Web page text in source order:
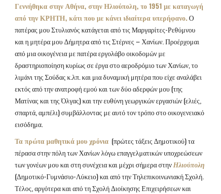
Γεννήθηκα στην Αθήνα, στην Ηλιούπολη, το 1951 με καταγωγή
από την ΚΡΗΤΗ, κάτι που με κάνει ιδιαίτερα υπερήφανο.Ο
πατέρας μου Στυλιανός κατάγεται από τις Μαργαρίτες-Ρεθύμνου
καιη μητέρα μου Δήμητρα από τις Στέρνες – Χανίων. Προέρχομαι
από μια οικογένεια με πατέρα εργολάβο οικοδομών με
δραστηριοποίηση κυρίως σε έργα στο αεροδρόμιο των Χανίων, το
λιμάνι της Σούδας κ.λπ. και μια δυναμική μητέρα που είχε αναλάβει
εκτός από την ανατροφή εμού και των δύο αδερφών μου (της
Ματίνας και της Όλγας) και την ευθύνη γεωργικών εργασιών (ελιές,
σπαρτά, αμπέλι) συμβάλλοντας με αυτό τον τρόπο στο οικογενειακό
εισόδημα.
Τα πρώτα μαθητικά μου χρόνια (πρώτες τάξεις Δημοτικού) τα
πέρασα στην πόλη των Χανίων λόγω επαγγελματικών υποχρεώσεων
των γονέων μου και στη συνέχεια και μέχρι σήμερα στηνΗλιούπολη
(Δημοτικό-Γυμνάσιο-Λύκειο) και από την Τηλεπικοινωνιακή Σχολή.
Τέλος, αργότερα και από τη Σχολή Διοίκησης Επιχειρήσεων και